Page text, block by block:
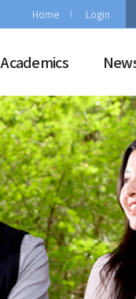
Home Login
Academics